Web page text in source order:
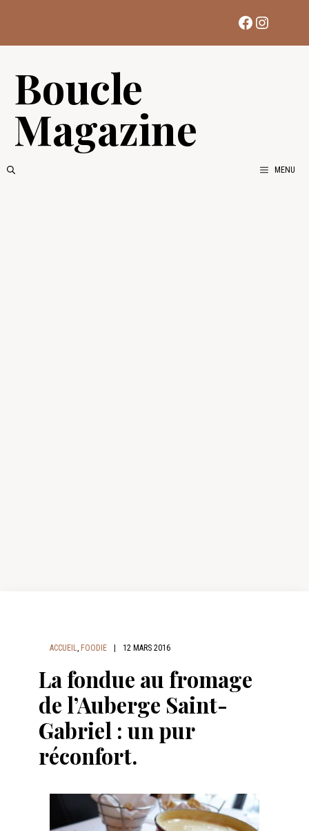
contenu
Facebook
Boucle
Magazine
MENU
ACCUEIL, FOODIE 12 MARS 2016
La fondue au fromage
de l’Auberge Saint-
Gabriel : un pur
réconfort.